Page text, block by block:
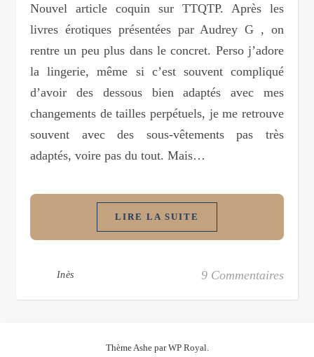
Nouvel article coquin sur TTQTP. Après les
livres érotiques présentées par Audrey G , on
rentre un peu plus dans le concret. Perso j’adore
la lingerie, même si c’est souvent compliqué
d’avoir des dessous bien adaptés avec mes
changements de tailles perpétuels, je me retrouve
souvent avec des sous-vêtements pas très
adaptés, voire pas du tout. Mais…
LIRE LA SUITE
Inès 9 Commentaires
Thème Ashe parWP Royal